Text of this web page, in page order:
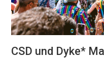
CSD und Dyke*